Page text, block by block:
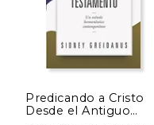
15%
dcto.
Predicando a Cristo
Desde el Antiguo